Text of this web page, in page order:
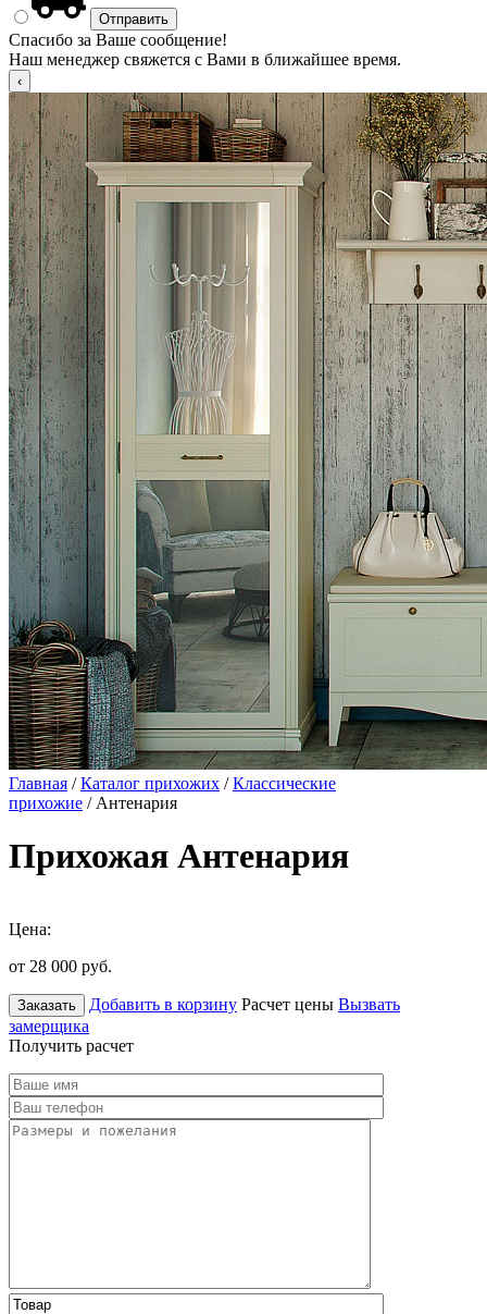
Спасибо за Ваше сообщение!
Наш менеджер свяжется с Вами в ближайшее время.
Главная /Каталог прихожих /Классические
прихожие / Антенария
Прихожая Антенария
Цена:
от 28 000 руб.
Заказать Добавить в корзину Расчет цены Вызвать
замерщика
Получить расчет